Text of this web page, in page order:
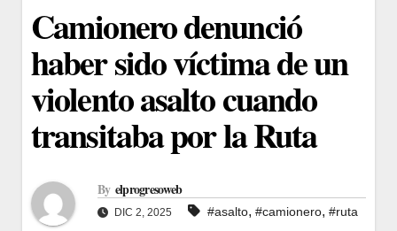
Camionero denunció
haber sido víctima de un
violento asalto cuando
transitaba por la Ruta
By elprogresoweb
DIC 2, 2025 #asalto, #camionero, #ruta